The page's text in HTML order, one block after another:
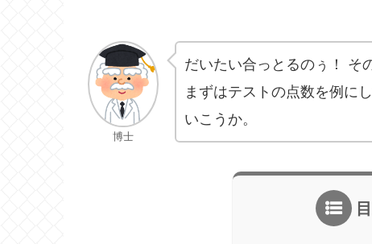
博士
だいたい合っとるのぅ！ そ
まずはテストの点数を例に
いこうか。